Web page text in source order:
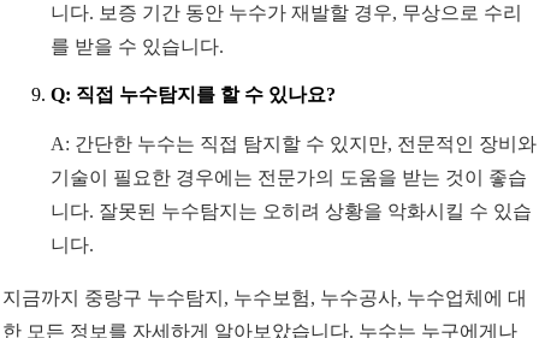
니다. 보증 기간 동안 누수가 재발할 경우, 무상으로 수리
를 받을 수 있습니다.
Q: 직접 누수탐지를 할 수 있나요?
A: 간단한 누수는 직접 탐지할 수 있지만, 전문적인 장비와
기술이 필요한 경우에는 전문가의 도움을 받는 것이 좋습
니다. 잘못된 누수탐지는 오히려 상황을 악화시킬 수 있습
니다.
지금까지 중랑구 누수탐지, 누수보험, 누수공사, 누수업체에 대
한 모든 정보를 자세하게 알아보았습니다. 누수는 누구에게나